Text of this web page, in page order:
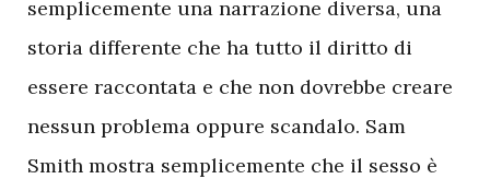
semplicemente una narrazione diversa, una
storia differente che ha tutto il diritto di
essere raccontata e che non dovrebbe creare
nessun problema oppure scandalo. Sam
Smith mostra semplicemente che il sesso è